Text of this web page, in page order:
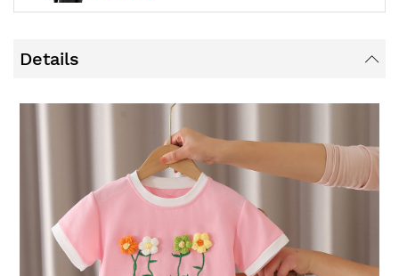
Details